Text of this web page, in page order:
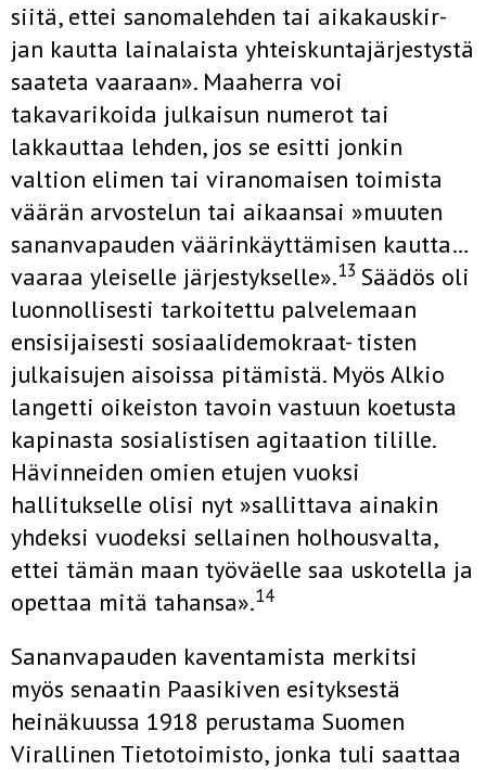
siitä, ettei sanomalehden tai aikakauskir-
jan kautta lain­alaista yhteiskuntajärjestystä
saateta vaaraan». Maaherra voi
takavarikoi­da julkaisun numerot tai
lakkauttaa lehden, jos se esitti jonkin
valtion elimen tai viranomaisen toimista
väärän arvostelun tai aikaansai »muu­ten
sananvapauden väärinkäyttämisen kautta…
vaaraa yleiselle järjes­tykselle».13 Säädös oli
luonnollisesti tarkoitettu palvelemaan
ensisijai­sesti sosiaalidemokraat- tisten
julkaisujen aisoissa pitämistä. Myös Alkio
langetti oikeiston tavoin vastuun koetusta
kapinasta sosialistisen agitaa­tion tilille.
Hävinneiden omien etujen vuoksi
hallitukselle olisi nyt »sal­littava ainakin
yhdeksi vuodeksi sellainen holhousvalta,
ettei tämän maan työväelle saa uskotella ja
opettaa mitä tahansa».14
Sananvapauden kaventamista merkitsi
myös senaatin Paasikiven esi­tyksestä
heinäkuussa 1918 perustama Suomen
Virallinen Tietotoimisto, jonka tuli saattaa